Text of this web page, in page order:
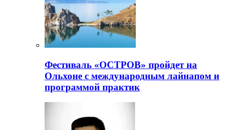
Фестиваль «ОСТРОВ» пройдет на
Ольхоне с международным лайнапом и
программой практик